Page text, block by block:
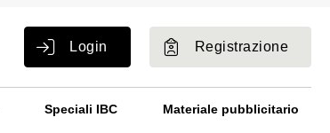
Login Registrazione
Speciali IBC Materiale pubblicitario